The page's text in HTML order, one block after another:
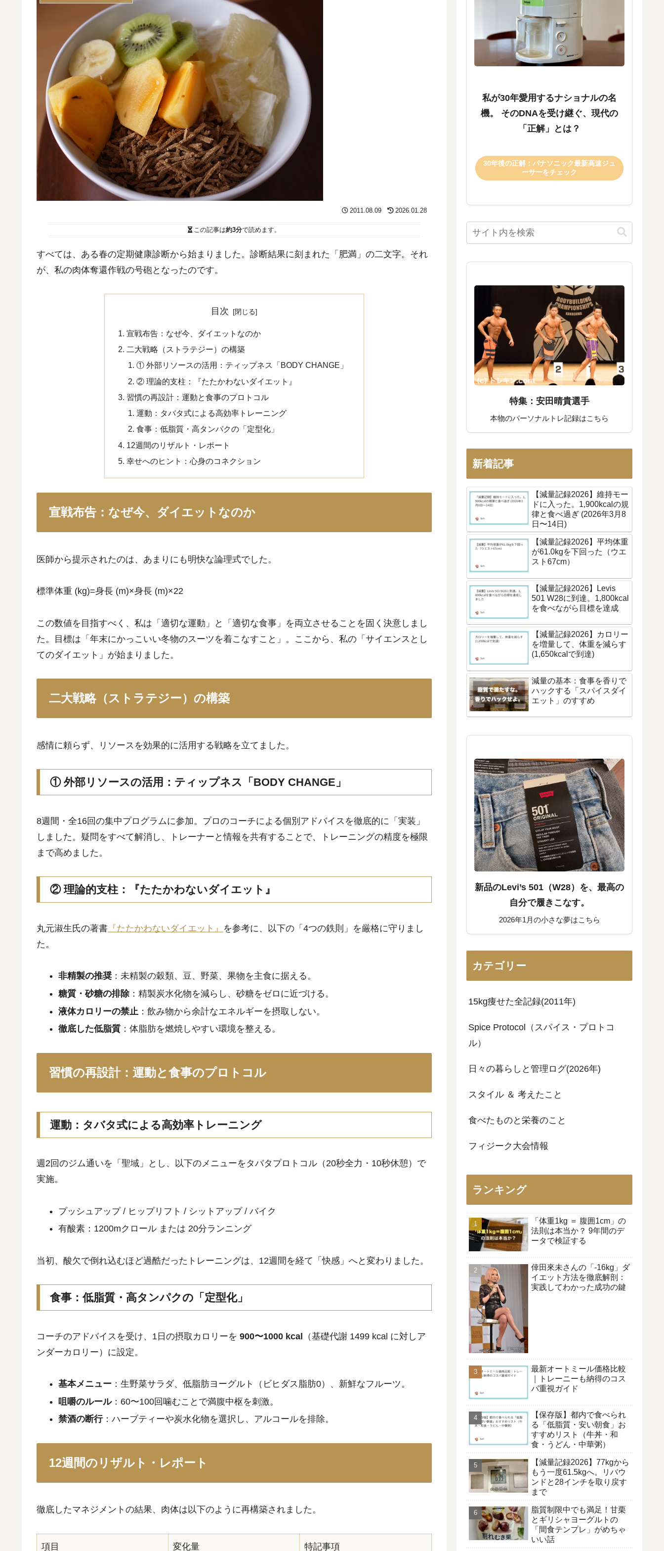
2011.08.09 2026.01.28
この記事は約3分で読めます。
すべては、ある春の定期健康診断から始まりました。診断結果に刻まれた「肥満」の二文字。それ
が、私の肉体奪還作戦の号砲となったのです。
目次
宣戦布告：なぜ今、ダイエットなのか
二大戦略（ストラテジー）の構築
① 外部リソースの活用：ティップネス「BODY CHANGE」
② 理論的支柱：『たたかわないダイエット』
習慣の再設計：運動と食事のプロトコル
運動：タバタ式による高効率トレーニング
食事：低脂質・高タンパクの「定型化」
12週間のリザルト・レポート
幸せへのヒント：心身のコネクション
宣戦布告：なぜ今、ダイエットなのか
医師から提示されたのは、あまりにも明快な論理式でした。
標準体重 (kg)=身長 (m)×身長 (m)×22
この数値を目指すべく、私は「適切な運動」と「適切な食事」を両立させることを固く決意しまし
た。目標は「年末にかっこいい冬物のスーツを着こなすこと」。ここから、私の「サイエンスとし
てのダイエット」が始まりました。
二大戦略（ストラテジー）の構築
感情に頼らず、リソースを効果的に活用する戦略を立てました。
① 外部リソースの活用：ティップネス「BODY CHANGE」
8週間・全16回の集中プログラムに参加。プロのコーチによる個別アドバイスを徹底的に「実装」
しました。疑問をすべて解消し、トレーナーと情報を共有することで、トレーニングの精度を極限
まで高めました。
② 理論的支柱：『たたかわないダイエット』
丸元淑生氏の著書 『たたかわないダイエット』 を参考に、以下の「4つの鉄則」を厳格に守りまし
た。
非精製の推奨：未精製の穀類、豆、野菜、果物を主食に据える。
糖質・砂糖の排除：精製炭水化物を減らし、砂糖をゼロに近づける。
液体カロリーの禁止 ：飲み物から余計なエネルギーを摂取しない。
徹底した低脂質：体脂肪を燃焼しやすい環境を整える。
習慣の再設計：運動と食事のプロトコル
運動：タバタ式による高効率トレーニング
週2回のジム通いを「聖域」とし、以下のメニューをタバタプロトコル（20秒全力・10秒休憩）で
実施。
プッシュアップ / ヒップリフト / シットアップ / バイク
有酸素：1200mクロール または 20分ランニング
当初、酸欠で倒れ込むほど過酷だったトレーニングは、12週間を経て「快感」へと変わりました。
食事：低脂質・高タンパクの「定型化」
コーチのアドバイスを受け、1日の摂取カロリーを 900〜1000 kcal （基礎代謝 1499 kcal に対しア
ンダーカロリー）に設定。
基本メニュー：生野菜サラダ、低脂肪ヨーグルト（ビヒダス脂肪0）、新鮮なフルーツ。
咀嚼のルール：60〜100回噛むことで満腹中枢を刺激。
禁酒の断行：ハーブティーや炭水化物を選択し、アルコールを排除。
12週間のリザルト・レポート
徹底したマネジメントの結果、肉体は以下のように再構築されました。
項目 変化量 特記事項
私が30年愛用するナショナルの名
機。 そのDNAを受け継ぐ、現代の
「正解」とは？
30年後の正解：パナソニック最新高速ジュ
ーサーをチェック
特集：安田晴貴選手
本物のパーソナルトレ記録はこちら
新着記事
【減量記録2026】維持モー
ドに入った。1,900kcalの規
律と食べ過ぎ (2026年3月8
日〜14日)
【減量記録2026】平均体重
が61.0kgを下回った（ウエ
スト67cm）
【減量記録2026】Levis
501 W28に到達。1,800kcal
を食べながら目標を達成
【減量記録2026】カロリー
を増量して、体重を減らす
(1,650kcalで到達)
減量の基本：食事を香りで
ハックする「スパイスダイ
エット」のすすめ
新品のLevi’s 501（W28）を、最高の
自分で履きこなす。
2026年1月の小さな夢はこちら
カテゴリー
15kg痩せた全記録(2011年)
Spice Protocol（スパイス・プロトコ
ル）
日々の暮らしと管理ログ(2026年)
スタイル ＆ 考えたこと
食べたものと栄養のこと
フィジーク大会情報
ランキング
「体重1kg ＝ 腹囲1cm」の
法則は本当か？ 9年間のデ
ータで検証する
倖田來未さんの「-16kg」ダ
イエット方法を徹底解剖：
実践してわかった成功の鍵
最新オートミール価格比較
｜トレーニーも納得のコス
パ重視ガイド
【保存版】都内で食べられ
る「低脂質・安い朝食」お
すすめリスト（牛丼・和
食・うどん・中華粥）
【減量記録2026】77kgから
もう一度61.5kgへ。リバウ
ンドと28インチを取り戻す
まで
脂質制限中でも満足！甘栗
とギリシャヨーグルトの
「間食テンプレ」がめちゃ
いい話